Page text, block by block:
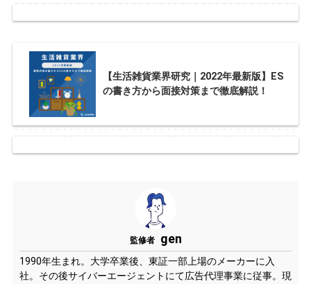
【生活雑貨業界研究｜2022年最新版】ES
の書き方から面接対策まで徹底解説！
監修者 gen
1990年生まれ。大学卒業後、東証一部上場のメーカーに入
社。その後サイバーエージェントにて広告代理事業に従事。現